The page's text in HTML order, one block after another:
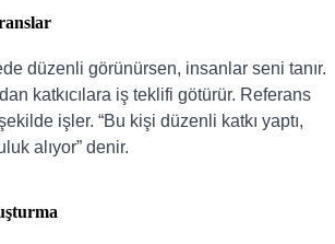
düzenli görünürsen, insanlar seni tanır.
katkıcılara iş teklifi götürür. Referans
işler. “Bu kişi düzenli katkı yaptı,
alıyor” denir.